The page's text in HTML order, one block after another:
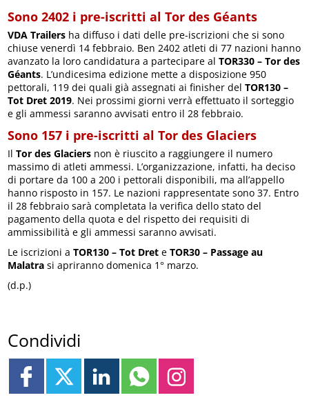
Sono 2402 i pre-iscritti al Tor des Géants
VDA Trailers ha diffuso i dati delle pre-iscrizioni che si sono
chiuse venerdì 14 febbraio. Ben 2402 atleti di 77 nazioni hanno
avanzato la loro candidatura a partecipare alTOR330 – Tor des
Géants. L’undicesima edizione mette a disposizione 950
pettorali, 119 dei quali già assegnati ai finisher delTOR130 –
Tot Dret 2019. Nei prossimi giorni verrà effettuato il sorteggio
e gli ammessi saranno avvisati entro il 28 febbraio.
Sono 157 i pre-iscritti al Tor des Glaciers
IlTor des Glaciers non è riuscito a raggiungere il numero
massimo di atleti ammessi. L’organizzazione, infatti, ha deciso
di portare da 100 a 200 i pettorali disponibili, ma all’appello
hanno risposto in 157. Le nazioni rappresentate sono 37. Entro
il 28 febbraio sarà completata la verifica dello stato del
pagamento della quota e del rispetto dei requisiti di
ammissibilità e gli ammessi saranno avvisati.
Le iscrizioni aTOR130 – Tot Dret eTOR30 – Passage au
Malatra si apriranno domenica 1° marzo.
(d.p.)
Condividi